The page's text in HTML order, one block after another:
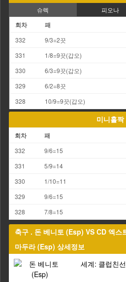
슈렉 피오나
회차 패
332 9/3=2끗
331
1/8=9끗(갑오)
330
6/3=9끗(갑오)
329
6/2=8끗
328
10/9=9끗(갑오)
미니홀짝
회차 패
332 9/6=15
331
5/9=14
330
1/10=11
329
9/6=15
328
7/8=15
축구 . 돈 베니토 (Esp) VS CD 엑스
마두라 (Esp) 상세정보
세계: 클럽친